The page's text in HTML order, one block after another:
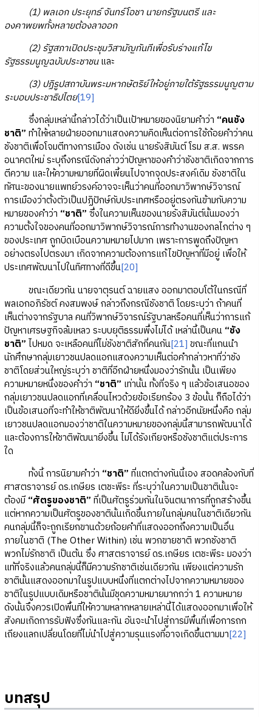
(1) พลเอก ประยุทธ์ จันทร์โอชา นายกรัฐมนตรี และ
องคาพยพทั้งหลายต้องลาออก
(2) รัฐสภาเปิดประชุมวิสามัญทันทีเพื่อรับร่างแก้ไข
รัฐธรรมนูญฉบับประชาชนและ
(3) ปฏิรูปสถาบันพระมหากษัตริย์ให้อยู่ภายใต้รัฐธรรมนูญตาม
ระบอบประชาธิปไตย[19]
ซึ่งกลุ่มเหล่านี้กล่าวได้ว่าเป็นเป้าหมายของนิยามคำว่า “คนชัง
ชาติ” ทำให้หลายฝ่ายออกมาแสดงความคิดเห็นต่อการใช้ถ้อยคำว่าคน
ชังชาติเพื่อโจมตีทางการเมือง ดังเช่น นายรังสิมันต์ โรม ส.ส. พรรค
อนาคตใหม่ ระบุถึงกรณีดังกล่าวว่าปัญหาของคำว่าชังชาติเกิดจากการ
ตีความ และให้ความหมายที่ผิดเพี้ยนไปจากจุดประสงค์เดิม ชังชาติใน
ทัศนะของนายแพทย์วรงค์อาจจะเห็นว่าคนที่ออกมาวิพากษ์วิจารณ์
การเมืองว่าตั้งตัวเป็นปฏิปักษ์กับประเทศหรืออยู่ตรงกันข้ามกับความ
หมายของคำว่า “ชาติ” ซึ่งในความเห็นของนายรังสิมันต์นั้นมองว่า
ความตั้งใจของคนที่ออกมาวิพากษ์วิจารณ์การทำงานของกลไกต่าง ๆ
ของประเทศ ถูกบิดเบือนความหมายไปมาก เพราะการพูดถึงปัญหา
อย่างตรงไปตรงมา เกิดจากความต้องการแก้ไขปัญหาที่มีอยู่ เพื่อให้
ประเทศพัฒนาไปในทิศทางที่ดีขึ้น[20]
ขณะเดียวกัน นายจาตุรนต์ ฉายแสง ออกมาตอบโต้ในกรณีที่
พลเอกอภิรัชต์ คงสมพงษ์ กล่าวถึงกรณีชังชาติ โดยระบุว่า ถ้าคนที่
เห็นต่างจากรัฐบาล คนที่วิพากษ์วิจารณ์รัฐบาลหรือคนที่เห็นว่าการแก้
ปัญหาเศรษฐกิจล้มเหลว ระบบยุติธรรมพึ่งไม่ได้ เหล่านี้เป็นคน “ชัง
ชาติ” ไปหมด จะเหลือคนที่ไม่ชังชาติสักกี่คนกัน[21] ขณะที่แกนนำ
นักศึกษากลุ่มเยาวชนปลดแอกแสดงความเห็นต่อคำกล่าวหาที่ว่าชัง
ชาติโดยส่วนใหญ่ระบุว่า ชาติที่อีกฝ่ายหนึ่งมองว่ารักนั้น เป็นเพียง
ความหมายหนึ่งของคำว่า “ชาติ” เท่านั้น ทั้งที่จริง ๆ แล้วข้อเสนอของ
กลุ่มเยาวชนปลดแอกที่เคลื่อนไหวด้วยข้อเรียกร้อง 3 ข้อนั้น ก็ถือได้ว่า
เป็นข้อเสนอที่จะทำให้ชาติพัฒนาให้ดียิ่งขึ้นได้ กล่าวอีกนัยหนึ่งคือ กลุ่ม
เยาวชนปลดแอกมองว่าชาติในความหมายของกลุ่มนี้สามารถพัฒนาได้
และต้องการให้ชาติพัฒนายิ่งขึ้น ไม่ได้รังเกียจหรือชังชาติแต่ประการ
ใด
ทั้งนี้ การนิยามคำว่า “ชาติ” ที่แตกต่างกันนี้เอง สอดคล้องกับที่
ศาสตราจารย์ ดร.เกษียร เตชะพีระ ที่ระบุว่าในความเป็นชาตินั้นจะ
ต้องมี “ศัตรูของชาติ” ที่เป็นศัตรูร่วมกันในจินตนาการที่ถูกสร้างขึ้น
แต่หากความเป็นศัตรูของชาตินั้นเกิดขึ้นภายในกลุ่มคนในชาติเดียวกัน
คนกลุ่มนี้ก็จะถูกเรียกขานด้วยถ้อยคำที่แสดงออกถึงความเป็นอื่น
ภายในชาติ (The Other Within) เช่น พวกขายชาติ พวกชังชาติ
พวกไม่รักชาติ เป็นต้น ซึ่ง ศาสตราจารย์ ดร.เกษียร เตชะพีระ มองว่า
แท้ที่จริงแล้วคนกลุ่มนี้ก็มีความรักชาติเช่นเดียวกัน เพียงแต่ความรัก
ชาตินั้นแสดงออกมาในรูปแบบหนึ่งที่แตกต่างไปจากความหมายของ
ชาติในรูปแบบเดิมหรือชาตินั้นมีชุดความหมายมากกว่า 1 ความหมาย
ดังนั้นจึงควรเปิดพื้นที่ให้ความหลากหลายเหล่านี้ได้แสดงออกมาเพื่อให้
สังคมเกิดการรับฟังซึ่งกันและกัน อันจะนำไปสู่การมีพื้นที่เพื่อการถก
เถียงแลกเปลี่ยนโดยที่ไม่นำไปสู่ความรุนแรงที่อาจเกิดขึ้นตามมา[22]
บทสรุป